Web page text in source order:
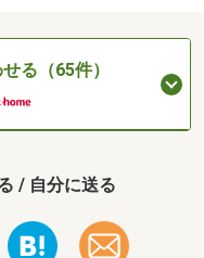
る（65件）
/ 自分に送る